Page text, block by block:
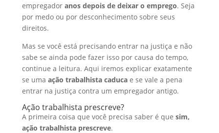
empregador anos depois de deixar o emprego. Seja
por medo ou por desconhecimento sobre seus
direitos.
Mas se você está precisando entrar na justiça e não
sabe se ainda pode fazer isso por causa do tempo,
continue a leitura. Aqui iremos explicar exatamente
se uma ação trabalhista caducae se vale a pena
entrar na justiça contra um empregador antigo.
Ação trabalhista prescreve?
A primeira coisa que você precisa saber é que sim,
ação trabalhista prescreve.